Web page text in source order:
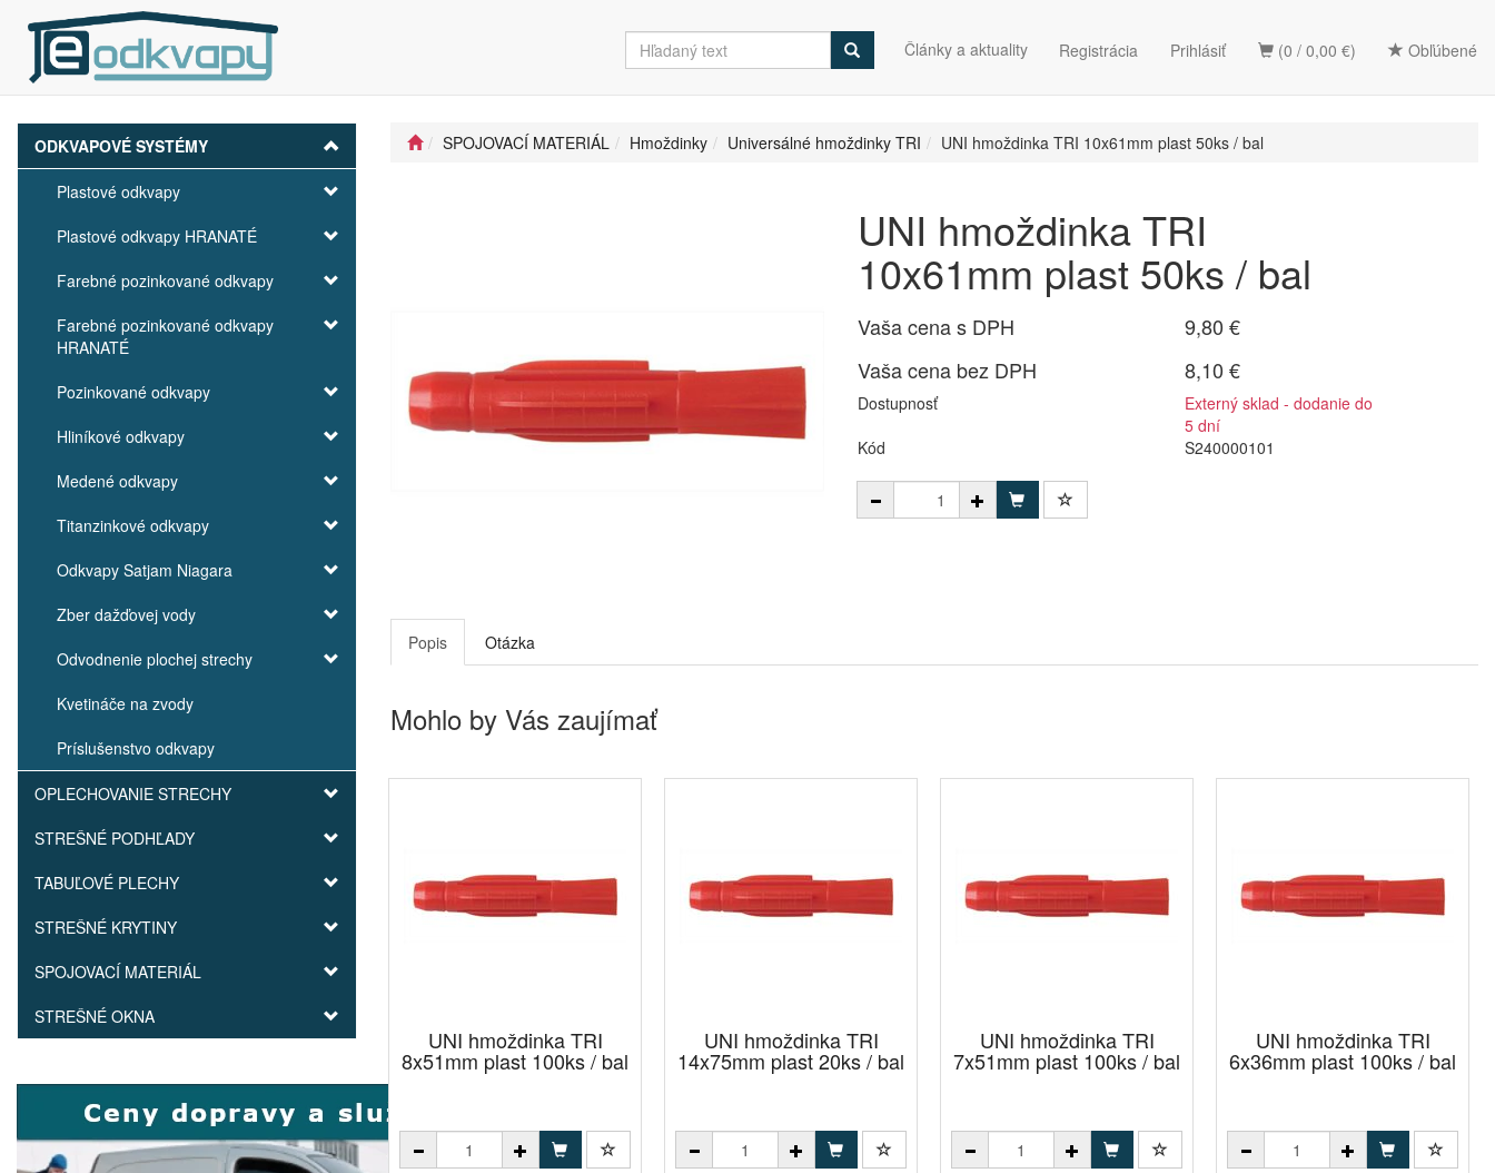
(0 / 0,00 €) Obľúbené
Články a aktuality Registrácia Prihlásiť
ODKVAPOVÉ SYSTÉMY
Plastové odkvapy
Plastové odkvapy HRANATÉ
Farebné pozinkované odkvapy
Farebné pozinkované odkvapy
HRANATÉ
Pozinkované odkvapy
Hliníkové odkvapy
Medené odkvapy
Titanzinkové odkvapy
Odkvapy Satjam Niagara
Zber dažďovej vody
Odvodnenie plochej strechy
Kvetináče na zvody
Príslušenstvo odkvapy
OPLECHOVANIE STRECHY
STREŠNÉ PODHĽADY
TABUĽOVÉ PLECHY
STREŠNÉ KRYTINY
SPOJOVACÍ MATERIÁL
STREŠNÉ OKNA
SPOJOVACÍ MATERIÁL Hmoždinky Universálné hmoždinky TRI UNI hmoždinka TRI 10x61mm plast 50ks / bal
UNI hmoždinka TRI
10x61mm plast 50ks / bal
Vaša cena s DPH
9,80 €
Vaša cena bez DPH
8,10 €
Dostupnosť
Externý sklad - dodanie do
5 dní
Kód
S240000101
Popis Otázka
Mohlo by Vás zaujímať
UNI hmoždinka TRI
8x51mm plast 100ks / bal
UNI hmoždinka TRI
14x75mm plast 20ks / bal
UNI hmoždinka TRI
7x51mm plast 100ks / bal
UNI hmoždinka TRI
6x36mm plast 100ks / bal